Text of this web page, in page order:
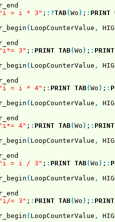
"i = i * 3" ; : ?TAB(Wo ) ; : PRINT
( LoopCounterValue ,
"i*= 3" ; : PRINT TAB(Wo ) ; :
( LoopCounterValue ,
"i = i * 4" ; : PRINT TAB(Wo ) ; :
( LoopCounterValue ,
"i*= 4" ; : PRINT TAB(Wo ) ; :
( LoopCounterValue ,
"i = i / 3" ; : PRINT TAB(Wo ) ; :
( LoopCounterValue ,
"i/= 3" ; : PRINT TAB(Wo ) ; :
( LoopCounterValue ,